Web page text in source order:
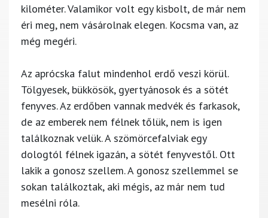
kilométer. Valamikor volt egy kisbolt, de már nem
éri meg, nem vásárolnak elegen. Kocsma van, az
még megéri.
Az aprócska falut mindenhol erdő veszi körül.
Tölgyesek, bükkösök, gyertyánosok és a sötét
fenyves. Az erdőben vannak medvék és farkasok,
de az emberek nem félnek tőlük, nem is igen
találkoznak velük. A szömörcefalviak egy
dologtól félnek igazán, a sötét fenyvestől. Ott
lakik a gonosz szellem. A gonosz szellemmel se
sokan találkoztak, aki mégis, az már nem tud
mesélni róla.